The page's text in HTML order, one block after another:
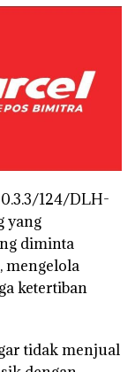
124/DLH-
yang
diminta
mengelola
ketertiban
tidak menjual